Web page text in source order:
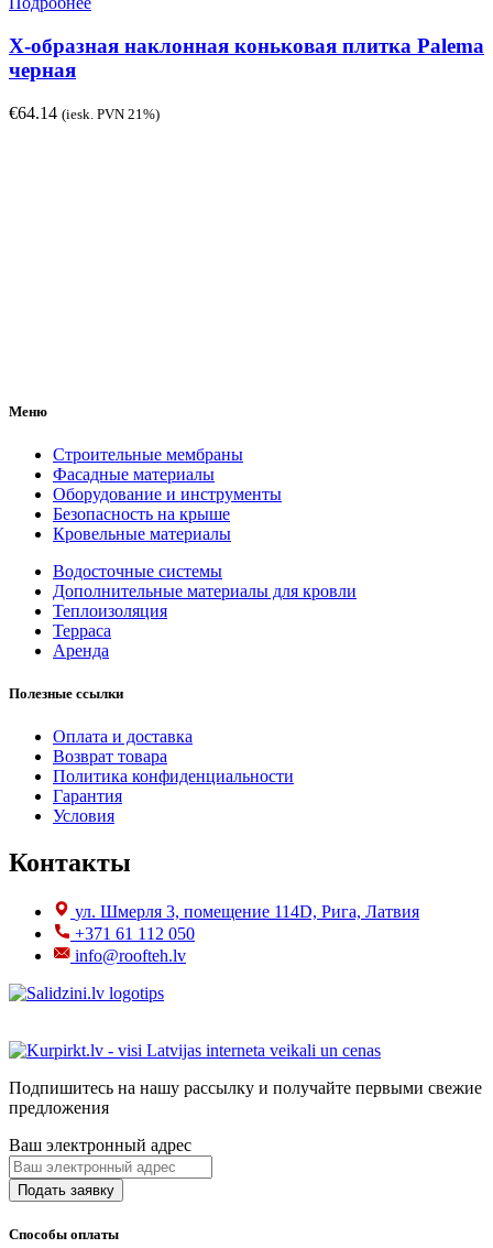
Х-образная наклонная коньковая плитка Palema
черная
€64.14 (iesk. PVN 21%)
Меню
Строительные мембраны
Фасадные материалы
Оборудование и инструменты
Безопасность на крыше
Кровельные материалы
Водосточные системы
Дополнительные материалы для кровли
Теплоизоляция
Терраса
Аренда
Полезные ссылки
Оплата и доставка
Возврат товара
Политика конфиденциальности
Гарантия
Условия
Контакты
ул. Шмерля 3, помещение 114D, Рига, Латвия
+371 61 112 050
info@roofteh.lv
Подпишитесь на нашу рассылку и получайте первыми свежие
предложения
Ваш электронный адрес
Способы оплаты